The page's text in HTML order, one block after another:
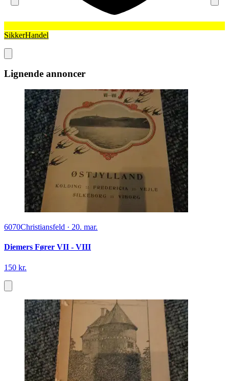
SikkerHandel
Lignende annoncer
6070Christiansfeld · 20. mar.
Diemers Fører VII - VIII
150 kr.